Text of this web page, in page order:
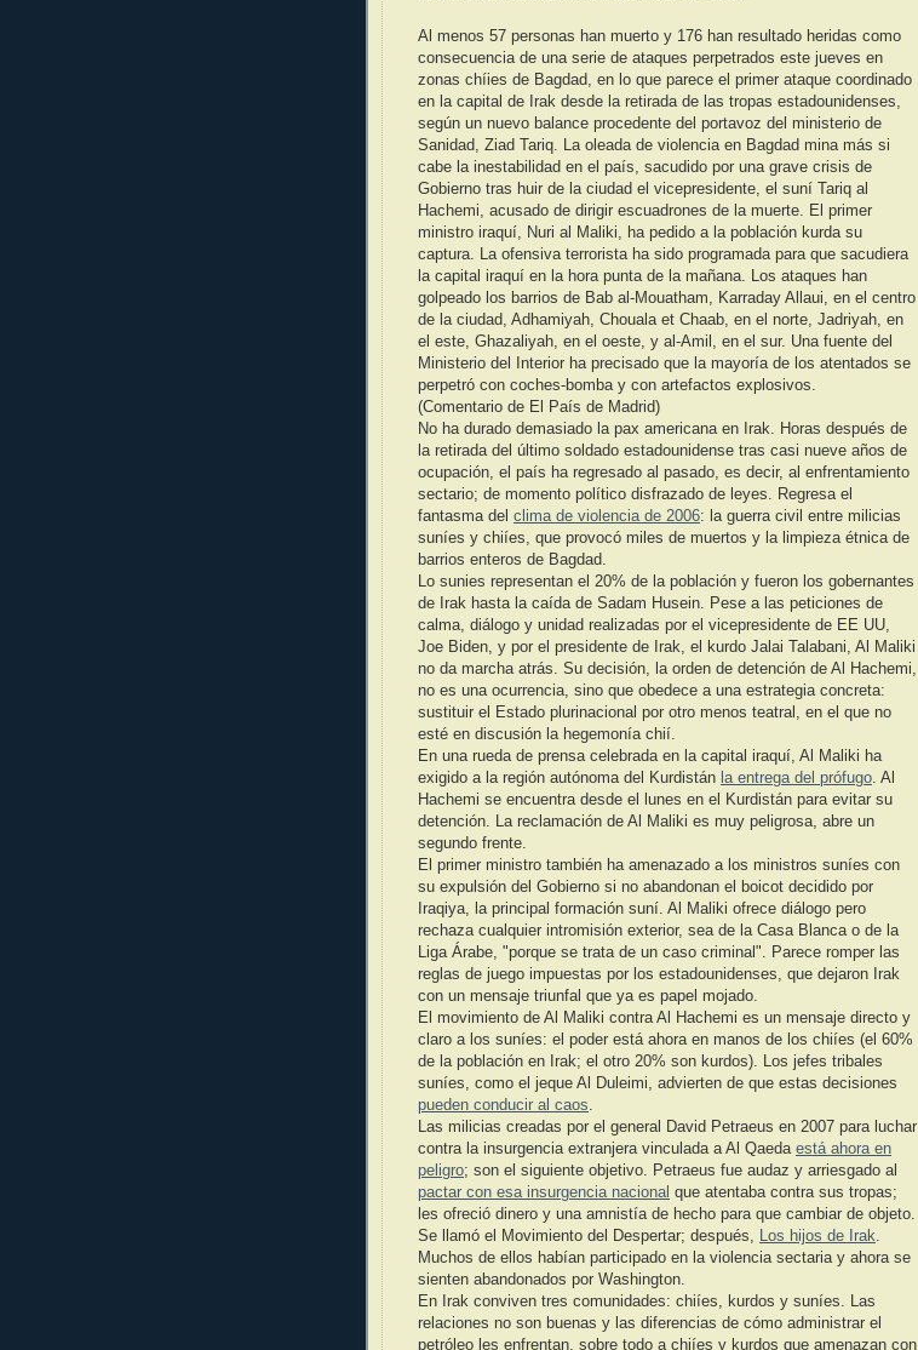
Al menos 57 personas han muerto y 176 han resultado heridas como
consecuencia de una serie de ataques perpetrados este jueves en
zonas chíies de Bagdad, en lo que parece el primer ataque coordinado
en la capital de Irak desde la retirada de las tropas estadounidenses,
según un nuevo balance procedente del portavoz del ministerio de
Sanidad, Ziad Tariq. La oleada de violencia en Bagdad mina más si
cabe la inestabilidad en el país, sacudido por una grave crisis de
Gobierno tras huir de la ciudad el vicepresidente, el suní Tariq al
Hachemi, acusado de dirigir escuadrones de la muerte. El primer
ministro iraquí, Nuri al Maliki, ha pedido a la población kurda su
captura. La ofensiva terrorista ha sido programada para que sacudiera
la capital iraquí en la hora punta de la mañana. Los ataques han
golpeado los barrios de Bab al-Mouatham, Karraday Allaui, en el centro
de la ciudad, Adhamiyah, Chouala et Chaab, en el norte, Jadriyah, en
el este, Ghazaliyah, en el oeste, y al-Amil, en el sur. Una fuente del
Ministerio del Interior ha precisado que la mayoría de los atentados se
perpetró con coches-bomba y con artefactos explosivos.
(Comentario de El País de Madrid)
No ha durado demasiado la pax americana en Irak. Horas después de
la retirada del último soldado estadounidense tras casi nueve años de
ocupación, el país ha regresado al pasado, es decir, al enfrentamiento
sectario; de momento político disfrazado de leyes. Regresa el
fantasma del clima de violencia de 2006: la guerra civil entre milicias
suníes y chiíes, que provocó miles de muertos y la limpieza étnica de
barrios enteros de Bagdad.
Lo sunies representan el 20% de la población y fueron los gobernantes
de Irak hasta la caída de Sadam Husein. Pese a las peticiones de
calma, diálogo y unidad realizadas por el vicepresidente de EE UU,
Joe Biden, y por el presidente de Irak, el kurdo Jalai Talabani, Al Maliki
no da marcha atrás. Su decisión, la orden de detención de Al Hachemi,
no es una ocurrencia, sino que obedece a una estrategia concreta:
sustituir el Estado plurinacional por otro menos teatral, en el que no
esté en discusión la hegemonía chií.
En una rueda de prensa celebrada en la capital iraquí, Al Maliki ha
exigido a la región autónoma del Kurdistán la entrega del prófugo . Al
Hachemi se encuentra desde el lunes en el Kurdistán para evitar su
detención. La reclamación de Al Maliki es muy peligrosa, abre un
segundo frente.
El primer ministro también ha amenazado a los ministros suníes con
su expulsión del Gobierno si no abandonan el boicot decidido por
Iraqiya, la principal formación suní. Al Maliki ofrece diálogo pero
rechaza cualquier intromisión exterior, sea de la Casa Blanca o de la
Liga Árabe, "porque se trata de un caso criminal". Parece romper las
reglas de juego impuestas por los estadounidenses, que dejaron Irak
con un mensaje triunfal que ya es papel mojado.
El movimiento de Al Maliki contra Al Hachemi es un mensaje directo y
claro a los suníes: el poder está ahora en manos de los chiíes (el 60%
de la población en Irak; el otro 20% son kurdos). Los jefes tribales
suníes, como el jeque Al Duleimi, advierten de que estas decisiones
pueden conducir al caos
Las milicias creadas por el general David Petraeus en 2007 para luchar
contra la insurgencia extranjera vinculada a Al Qaeda está ahora en
peligro; son el siguiente objetivo. Petraeus fue audaz y arriesgado al
pactar con esa insurgencia nacional que atentaba contra sus tropas;
les ofreció dinero y una amnistía de hecho para que cambiar de objeto.
Se llamó el Movimiento del Despertar; después,
Los hijos de Irak
Muchos de ellos habían participado en la violencia sectaria y ahora se
sienten abandonados por Washington.
En Irak conviven tres comunidades: chiíes, kurdos y suníes. Las
relaciones no son buenas y las diferencias de cómo administrar el
petróleo les enfrentan, sobre todo a chiíes y kurdos que amenazan con